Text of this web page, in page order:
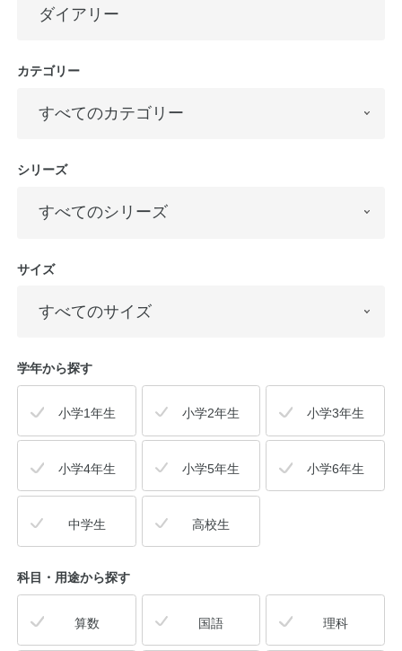
カテゴリー
シリーズ
サイズ
学年から探す
小学1年生 小学2年生 小学3年生
小学4年生 小学5年生 小学6年生
中学生 高校生
科目・用途から探す
算数 国語 理科